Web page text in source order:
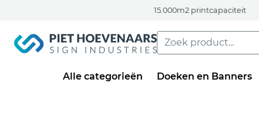
15.000m2 printcapaciteit
Alle categorieën Doeken en Banners